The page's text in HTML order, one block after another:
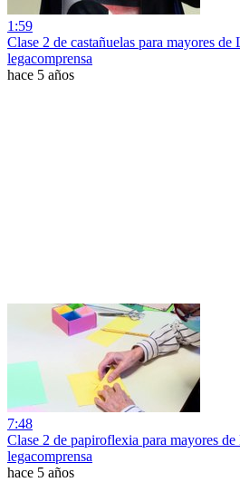
1:59
Clase 2 de castañuelas para mayores de
legacomprensa
hace 5 años
7:48
Clase 2 de papiroflexia para mayores de
legacomprensa
hace 5 años